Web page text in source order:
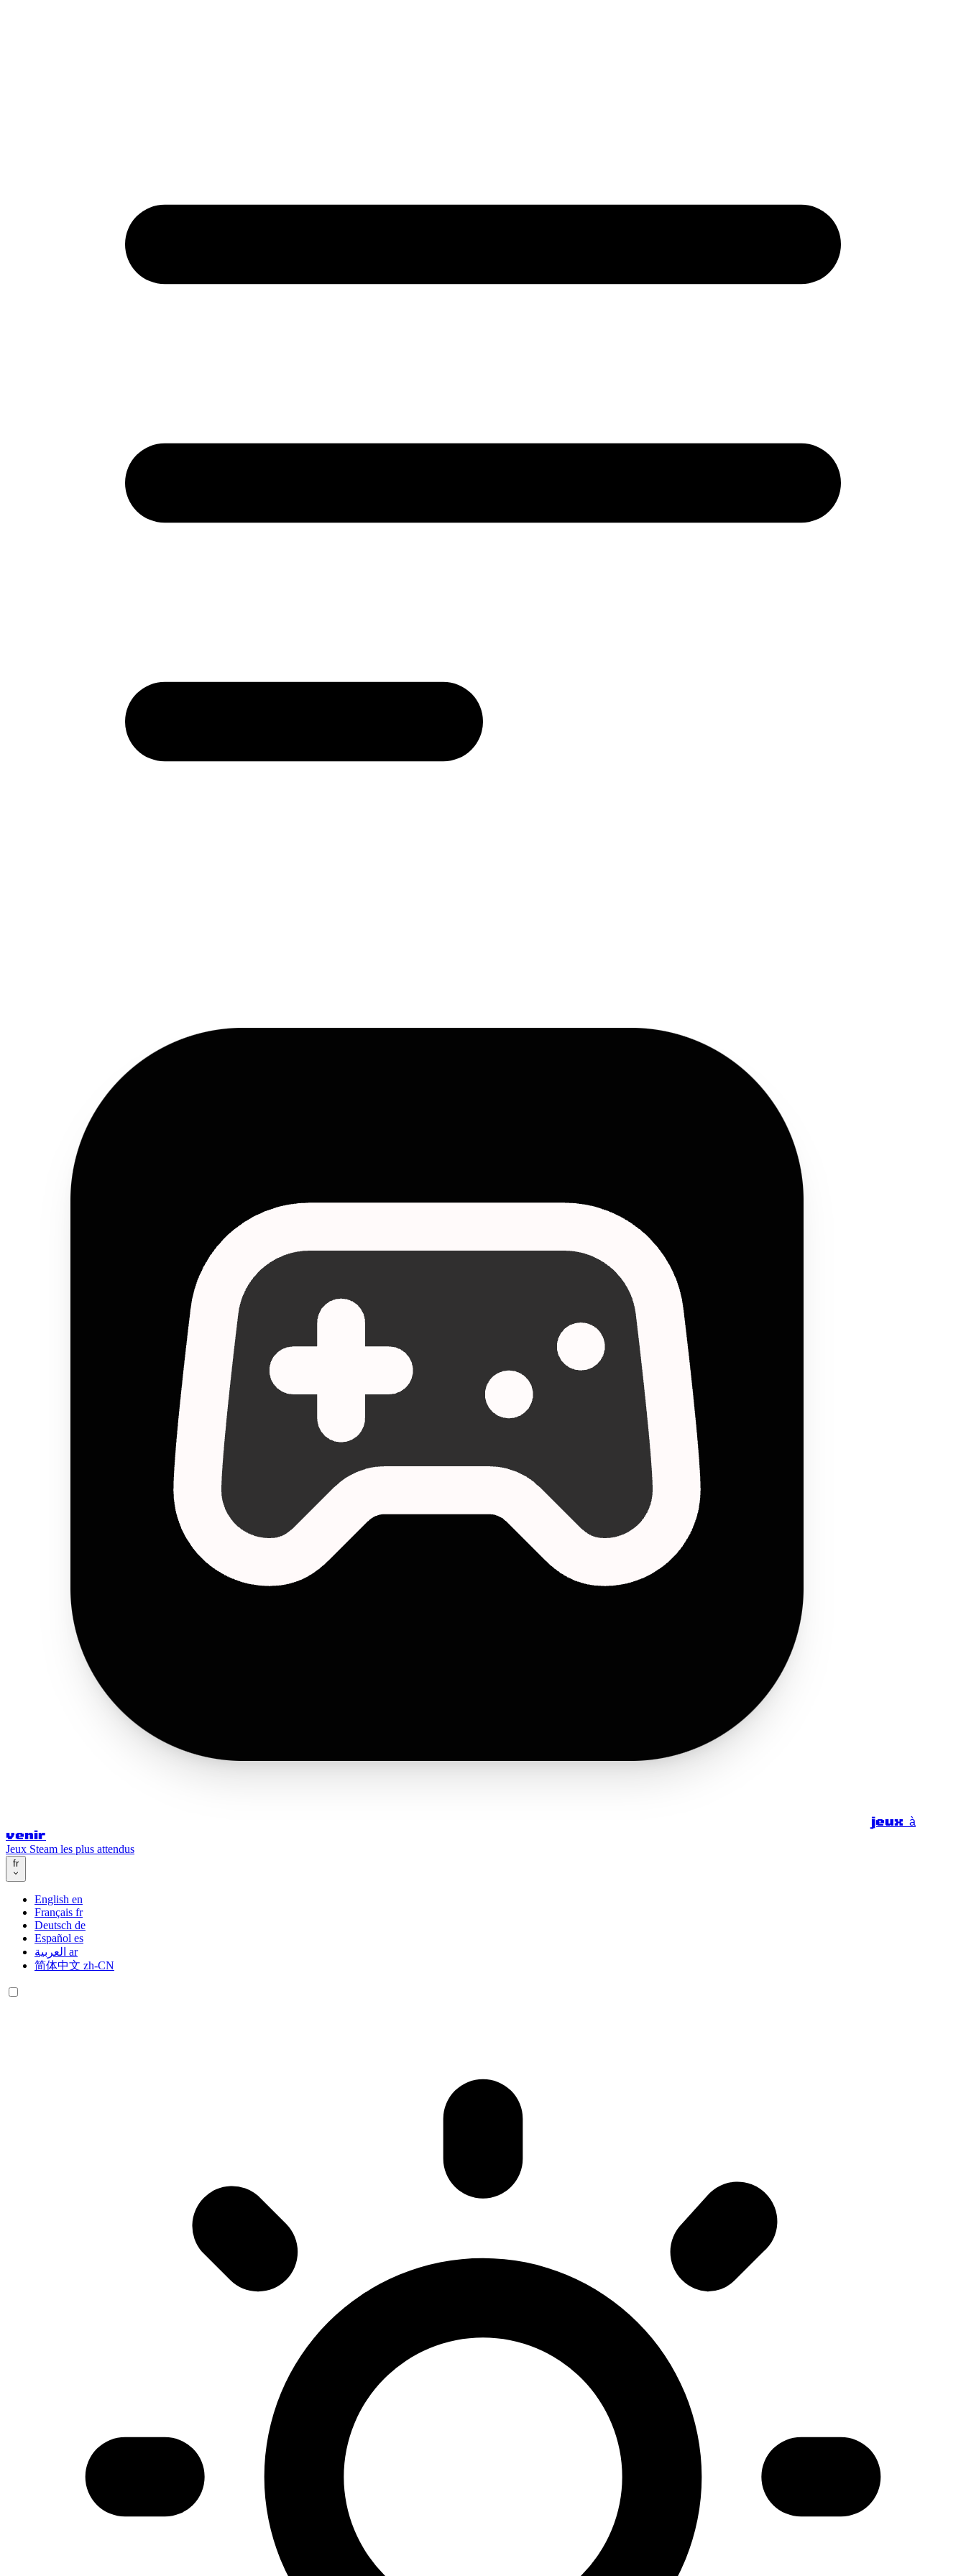
jeux à
venir
Jeux Steam les plus attendus
fr
English en
Français fr
Deutsch de
Español es
العربية ar
简体中文 zh-CN